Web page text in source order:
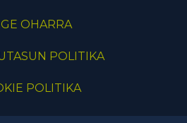
OHARRA
POLITIKA
POLITIKA